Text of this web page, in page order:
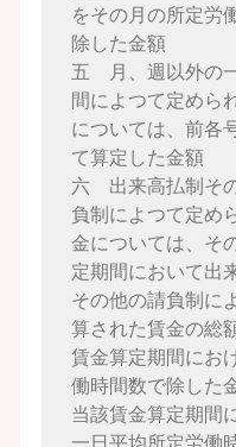
をその月の所定労
除した金額
五　月、週以外の
間によつて定めら
については、前各
て算定した金額
六　出来高払制そ
負制によつて定め
金については、そ
定期間において出
その他の請負制に
算された賃金の総
賃金算定期間にお
働時間数で除した
当該賃金算定期間